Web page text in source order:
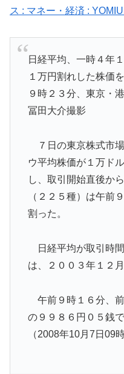
ス : マネー・経済 :
日経平均、一時４年
１万円割れした株価
９時２３分、東京・
冨田大介撮影
７日の東京株式市
ウ平均株価が１万ド
し、取引開始直後か
（２２５種）は午前
割った。
日経平均が取引時
は、２００３年１２
午前９時１６分、
の９９８６円０５銭
（2008年10月7日09